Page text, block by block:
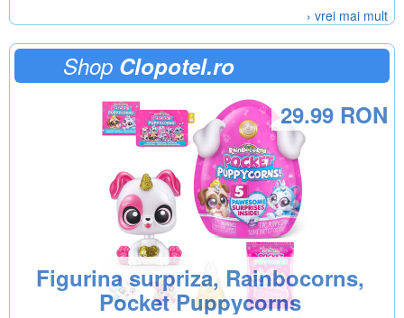
› vrei mai mult
Shop Clopotel.ro
Figurina surpriza, Rainbocorns,
Pocket Puppycorns
29.99 RON